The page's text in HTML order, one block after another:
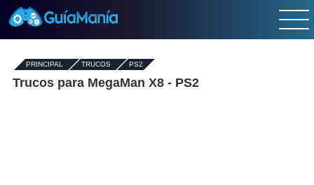
PRINCIPAL - TRUCOS- PS2
Trucos para MegaMan X8 - PS2